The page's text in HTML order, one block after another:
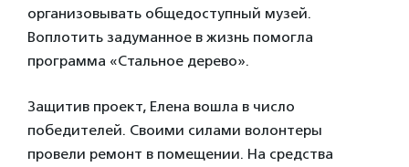
организовывать общедоступный музей.
Воплотить задуманное в жизнь помогла
программа «Стальное дерево».
Защитив проект, Елена вошла в число
победителей. Своими силами волонтеры
провели ремонт в помещении. На средства